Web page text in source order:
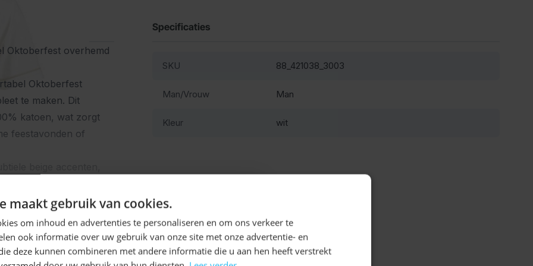
Oktoberfest overhemd
Oktoberfest
te maken. Dit
katoen, wat zorgt
feestavonden of
dit heren
Dankzij de hoge
een lederhose of
te combineren met
Specificaties
SKU 88_421038_3003
Man/Vrouw Man
Kleur wit
maakt gebruik van cookies.
om inhoud en advertenties te personaliseren en om ons verkeer te
ook informatie over uw gebruik van onze site met onze advertentie- en
deze kunnen combineren met andere informatie die u aan hen heeft verstrekt
Ontvang5%
KORTING!
Schrijf je nu in voor de nieuwsbrief en ontvang toegang
tot exclusieve kortingen!